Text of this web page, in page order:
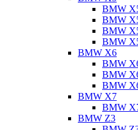
BMW
BMW
BMW
BMW
BMW X6
BMW
BMW
BMW
BMW X7
BMW
BMW Z3